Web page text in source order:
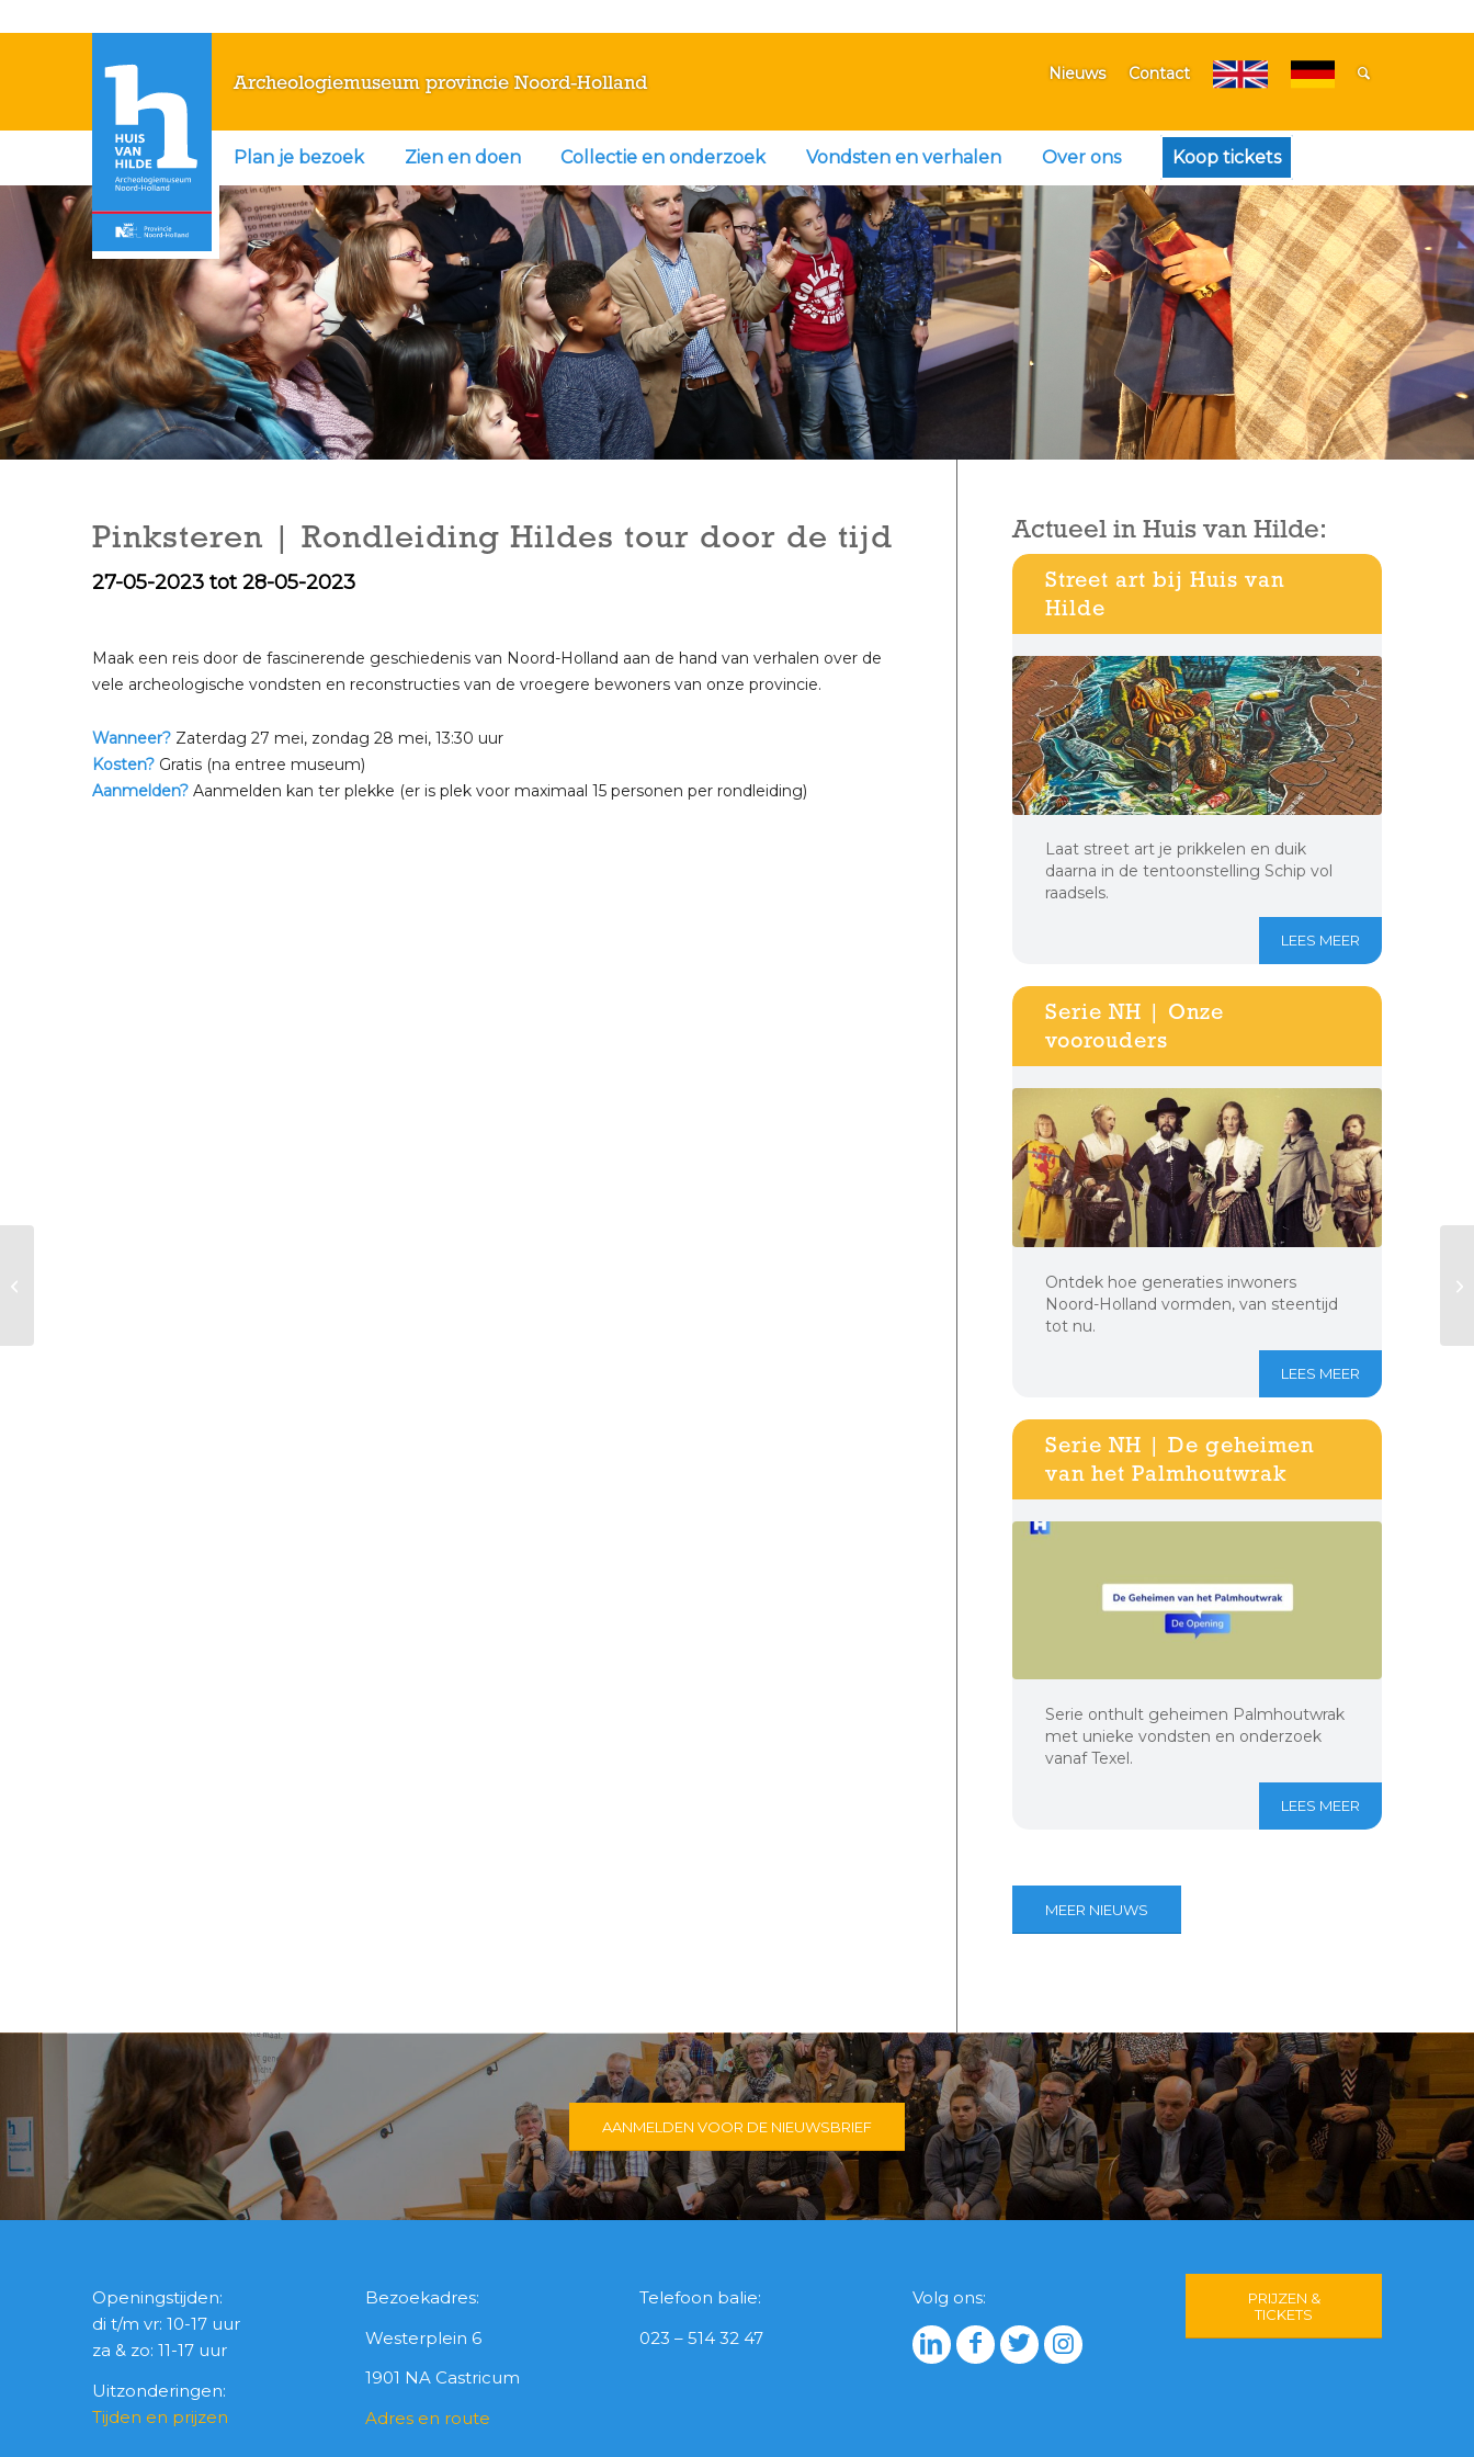
Archeologiemuseum provincie Noord-Holland Nieuws Contact
Plan je bezoek Zien en doen Collectie en onderzoek Vondsten en verhalen Over ons Koop tickets
Pinksteren | Rondleiding Hildes tour door de tijd
27-05-2023 tot 28-05-2023
Maak een reis door de fascinerende geschiedenis van Noord-Holland aan de hand van verhalen over de
vele archeologische vondsten en reconstructies van de vroegere bewoners van onze provincie.
Wanneer?Zaterdag 27 mei, zondag 28 mei, 13:30 uur
Kosten?Gratis (na entree museum)
Aanmelden?Aanmelden kan ter plekke (er is plek voor maximaal 15 personen per rondleiding)
Actueel in Huis van Hilde:
Street art bij Huis van
Hilde
Laat street art je prikkelen en duik
daarna in de tentoonstelling Schip vol
raadsels.
LEES MEER
Serie NH | Onze
voorouders
Ontdek hoe generaties inwoners
Noord-Holland vormden, van steentijd
tot nu.
LEES MEER
Serie NH | De geheimen
van het Palmhoutwrak
Serie onthult geheimen Palmhoutwrak
met unieke vondsten en onderzoek
vanaf Texel.
LEES MEER
MEER NIEUWS
AANMELDEN VOOR DE NIEUWSBRIEF
Openingstijden:
di t/m vr: 10-17 uur
za & zo: 11-17 uur
Uitzonderingen:
Tijden en prijzen
Bezoekadres:
Westerplein 6
1901 NA Castricum
Adres en route
Telefoon balie:
023 – 514 32 47
Volg ons:
PRIJZEN &
TICKETS